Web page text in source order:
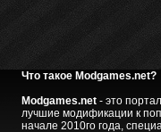
Что такое Modgames.net?
Modgames.net- это
лучшие модификации к
начале 2010го года,